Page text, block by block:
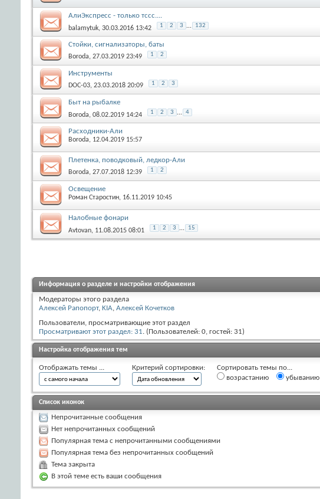
АлиЭкспресс - только тссс....
balamytuk, 30.03.2016 13:42 1 2 3 ... 132
Стойки, сигнализаторы, баты
Boroda, 27.03.2019 23:49 1 2
Инструменты
DOC-03, 23.03.2018 20:09 1 2 3
Быт на рыбалке
Boroda, 08.02.2019 14:24 1 2 3 ... 4
Расходники-Али
Boroda, 12.04.2019 15:57
Плетенка, поводковый, ледкор-Али
Boroda, 27.07.2018 12:39 1 2
Освещение
Роман Старостин, 16.11.2019 10:45
Налобные фонари
Avtovan, 11.08.2015 08:01 1 2 3 ... 15
Информация о разделе и настройки отображения
Модераторы этого раздела
Алексей Рапопорт, KIA, Алексей Кочетков
Пользователи, просматривающие этот раздел
Просматривают этот раздел: 31. (Пользователей: 0, гостей: 31)
Настройка отображения тем
Отображать темы ... Критерий сортировки:
Сортировать темы по...
возрастанию
убыванию
Список иконок
Непрочитанные сообщения
Нет непрочитанных сообщений
Популярная тема с непрочитанными сообщениями
Популярная тема без непрочитанных сообщений
Тема закрыта
В этой теме есть ваши сообщения